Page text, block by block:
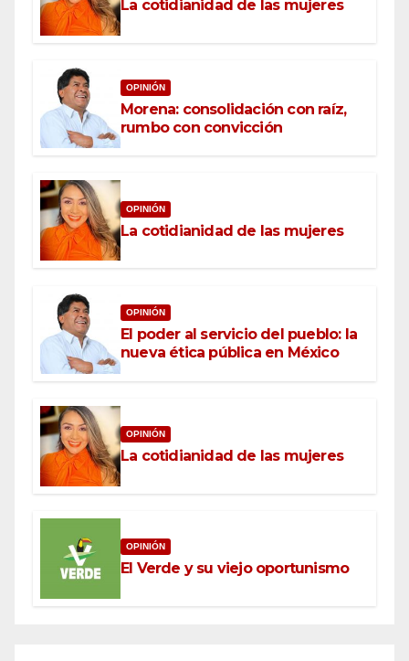
La cotidianidad de las mujeres
OPINIÓN
Morena: consolidación con raíz,
rumbo con convicción
OPINIÓN
La cotidianidad de las mujeres
OPINIÓN
El poder al servicio del pueblo: la
nueva ética pública en México
OPINIÓN
La cotidianidad de las mujeres
OPINIÓN
El Verde y su viejo oportunismo